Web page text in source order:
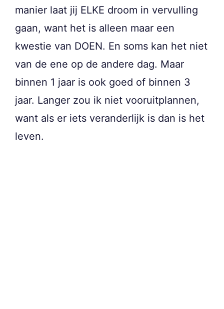
manier laat jij ELKE droom in vervulling
gaan, want het is alleen maar een
kwestie van DOEN. En soms kan het niet
van de ene op de andere dag. Maar
binnen 1 jaar is ook goed of binnen 3
jaar. Langer zou ik niet vooruitplannen,
want als er iets veranderlijk is dan is het
leven.